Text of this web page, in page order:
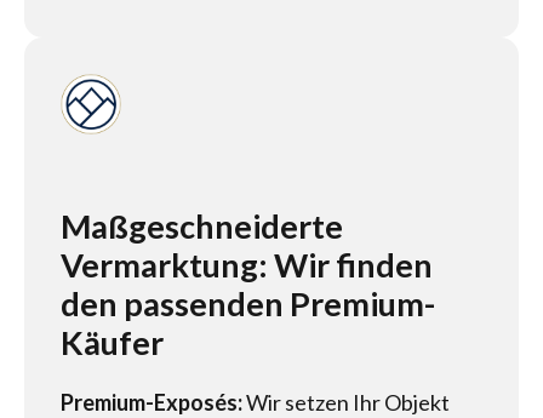
Maßgeschneiderte
Vermarktung: Wir finden
den passenden Premium-
Käufer
Premium-Exposés:Wir setzen Ihr Objekt